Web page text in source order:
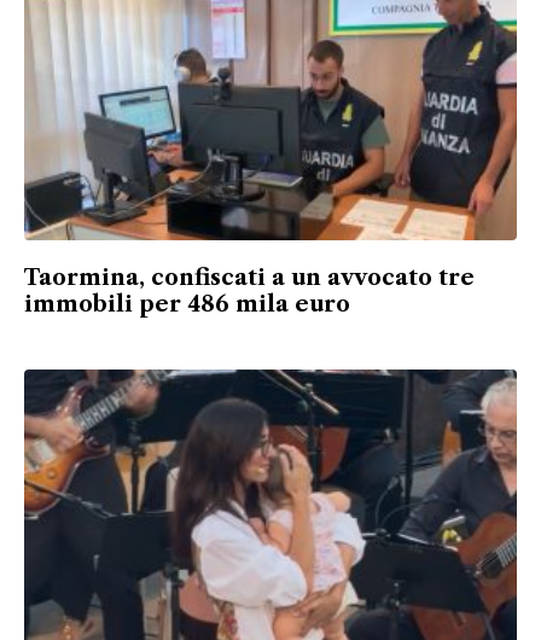
Taormina, confiscati a un avvocato tre
immobili per 486 mila euro